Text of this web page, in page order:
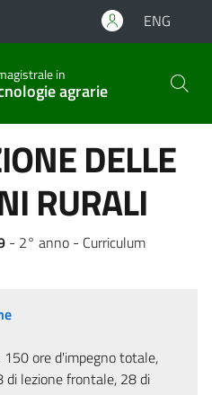
ENG
in
agrarie
DELLE
RURALI
- 2° anno - Curriculum
150 ore d'impegno totale,
di lezione frontale, 28 di